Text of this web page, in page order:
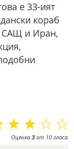
е 33-ият
кораб
САЩ и Иран,
☆
☆
☆
☆
Оценка 3 от 10 гласа.